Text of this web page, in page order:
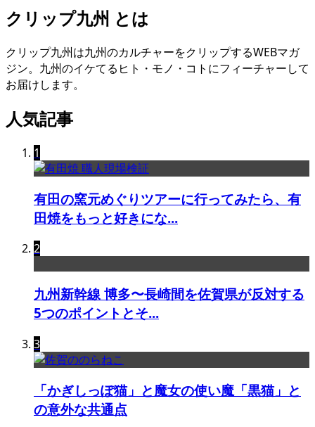
クリップ九州 とは
クリップ九州は九州のカルチャーをクリップするWEBマガ
ジン。九州のイケてるヒト・モノ・コトにフィーチャーして
お届けします。
人気記事
1
有田の窯元めぐりツアーに行ってみたら、有
田焼をもっと好きにな...
2
九州新幹線 博多〜長崎間を佐賀県が反対する
5つのポイントとそ...
3
「かぎしっぽ猫」と魔女の使い魔「黒猫」と
の意外な共通点